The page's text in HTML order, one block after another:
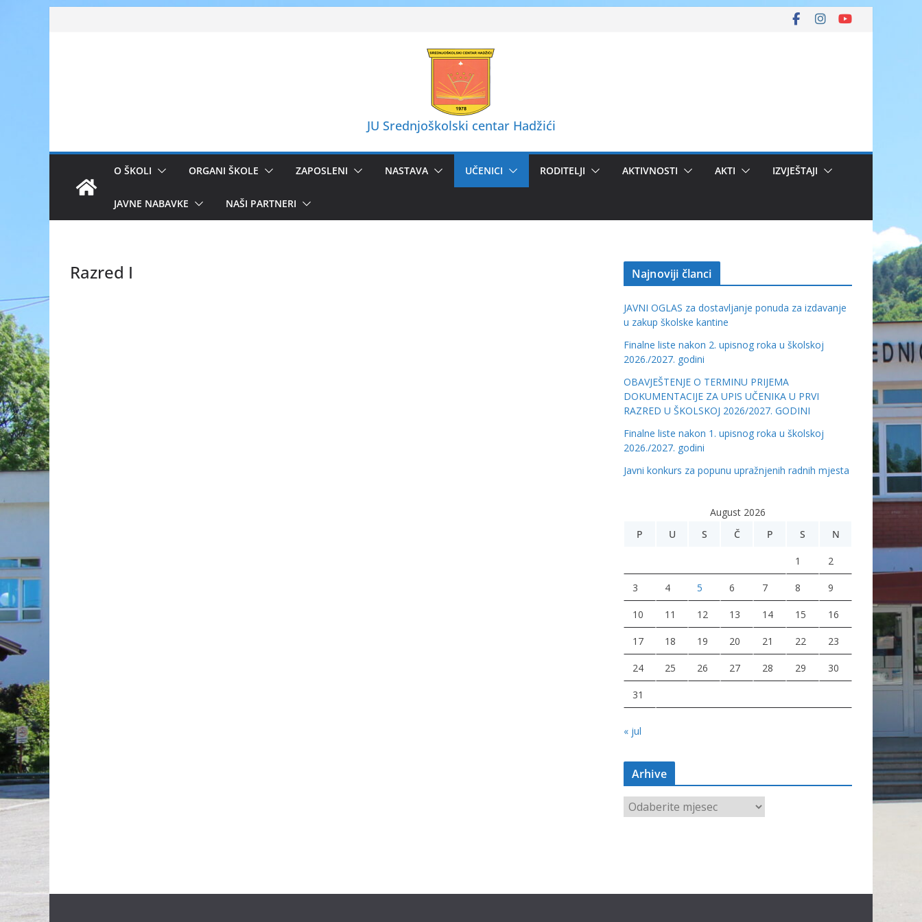
JU Srednjoškolski centar Hadžići
O ŠKOLI ORGANI ŠKOLE ZAPOSLENI NASTAVA UČENICI RODITELJI AKTIVNOSTI AKTI IZVJEŠTAJI
JAVNE NABAVKE NAŠI PARTNERI
Razred I Najnoviji članci
JAVNI OGLAS za dostavljanje ponuda za izdavanje
u zakup školske kantine
Finalne liste nakon 2. upisnog roka u školskoj
2026./2027. godini
OBAVJEŠTENJE O TERMINU PRIJEMA
DOKUMENTACIJE ZA UPIS UČENIKA U PRVI
RAZRED U ŠKOLSKOJ 2026/2027. GODINI
Finalne liste nakon 1. upisnog roka u školskoj
2026./2027. godini
Javni konkurs za popunu upražnjenih radnih mjesta
August 2026
P
U S Č P S N
1 2
3 4 5 6 7 8 9
10 11 12 13 14 15 16
17 18 19 20 21 22 23
24 25 26 27 28 29 30
31
« jul
Arhive
A
r